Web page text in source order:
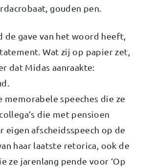
gouden pen.
de gave van het woord heeft,
Wat zij op papier zet,
dat Midas aanraakte:
memorabele speeches die ze
die met pensioen
eigen afscheidsspeech op de
haar laatste retorica, ook de
ze jarenlang pende voor ‘Op